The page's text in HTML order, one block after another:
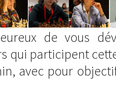
de vous
qui participent
avec pour